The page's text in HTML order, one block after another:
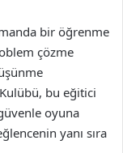
bir öğrenme
çözme
bu eğitici
oyuna
yanı sıra